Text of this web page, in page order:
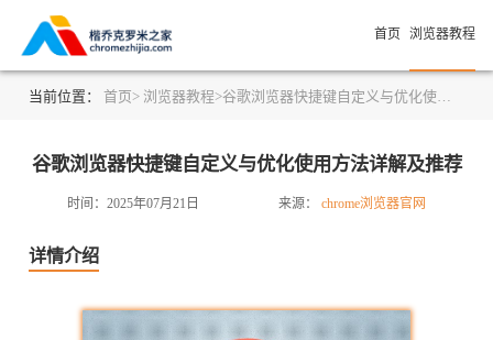
首页 浏览器教程
当前位置： 首页> 浏览器教程>谷歌浏览器快捷键自定义与优化使用方法详解及推荐
谷歌浏览器快捷键自定义与优化使用方法详解及推荐
时间：2025年07月21日 来源： chrome浏览器官网
详情介绍